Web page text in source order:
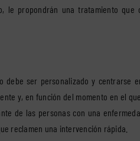
le propondrán una tratamiento que
debe ser personalizado y centrarse
y, en función del momento en el
de las personas con una
reclamen una intervención rápida.